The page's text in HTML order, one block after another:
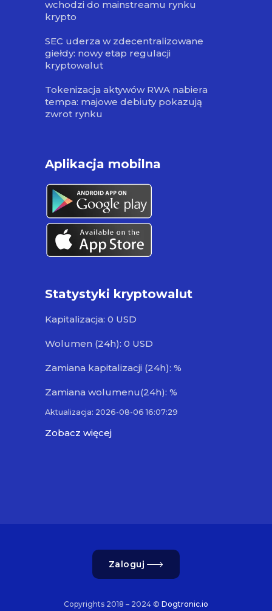
wchodzi do mainstreamu rynku
krypto
SEC uderza w zdecentralizowane
giełdy: nowy etap regulacji
kryptowalut
Tokenizacja aktywów RWA nabiera
tempa: majowe debiuty pokazują
zwrot rynku
Aplikacja mobilna
Statystyki kryptowalut
Kapitalizacja: 0 USD
Wolumen (24h): 0 USD
Zamiana kapitalizacji (24h): %
Zamiana wolumenu(24h): %
Aktualizacja: 2026-08-06 16:07:29
Zobacz więcej
Zaloguj
Copyrights 2018 – 2024 © Dogtronic.io